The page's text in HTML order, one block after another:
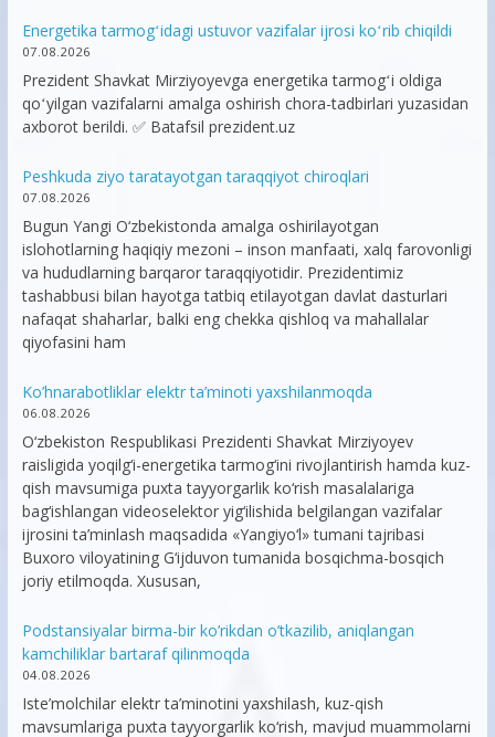
Energetika tarmogʻidagi ustuvor vazifalar ijrosi koʻrib chiqildi
07.08.2026
Prezident Shavkat Mirziyoyevga energetika tarmogʻi oldiga
qoʻyilgan vazifalarni amalga oshirish chora-tadbirlari yuzasidan
axborot berildi. ✅ Batafsil prezident.uz
Peshkuda ziyo taratayotgan taraqqiyot chiroqlari
07.08.2026
Bugun Yangi O‘zbekistonda amalga oshirilayotgan
islohotlarning haqiqiy mezoni – inson manfaati, xalq farovonligi
va hududlarning barqaror taraqqiyotidir. Prezidentimiz
tashabbusi bilan hayotga tatbiq etilayotgan davlat dasturlari
nafaqat shaharlar, balki eng chekka qishloq va mahallalar
qiyofasini ham
Ko’hnarabotliklar elektr ta’minoti yaxshilanmoqda
06.08.2026
O‘zbekiston Respublikasi Prezidenti Shavkat Mirziyoyev
raisligida yoqilg‘i-energetika tarmog‘ini rivojlantirish hamda kuz-
qish mavsumiga puxta tayyorgarlik ko‘rish masalalariga
bag‘ishlangan videoselektor yig‘ilishida belgilangan vazifalar
ijrosini ta’minlash maqsadida «Yangiyo‘l» tumani tajribasi
Buxoro viloyatining G‘ijduvon tumanida bosqichma-bosqich
joriy etilmoqda. Xususan,
Podstansiyalar birma-bir ko’rikdan o’tkazilib, aniqlangan
kamchiliklar bartaraf qilinmoqda
04.08.2026
Iste’molchilar elektr ta’minotini yaxshilash, kuz-qish
mavsumlariga puxta tayyorgarlik ko‘rish, mavjud muammolarni